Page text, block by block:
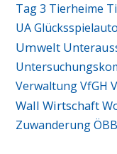
Tag 3 Tierheime
UA
Umwelt
Verwaltung VfGH
Wall Wirtschaft
Zuwanderung ÖBB